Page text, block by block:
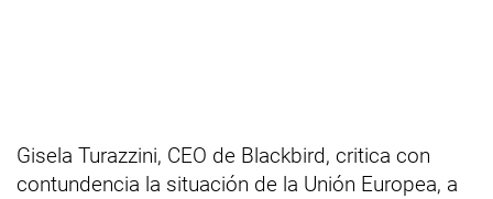
Gisela Turazzini, CEO de Blackbird, critica con
contundencia la situación de la Unión Europea, a